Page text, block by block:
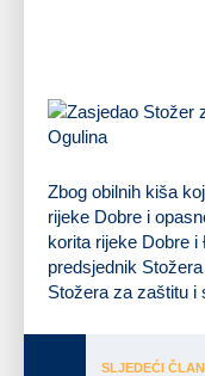
Zbog obilnih kiša
rijeke Dobre i
korita rijeke Dobre
predsjednik
Stožera za zaštitu i
SLJEDEĆI